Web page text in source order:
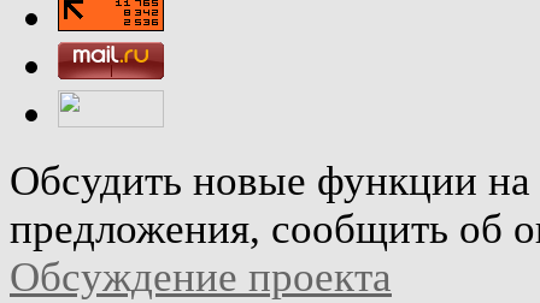
Обсудить новые функции на
предложения, сообщить об
Обсуждение проекта